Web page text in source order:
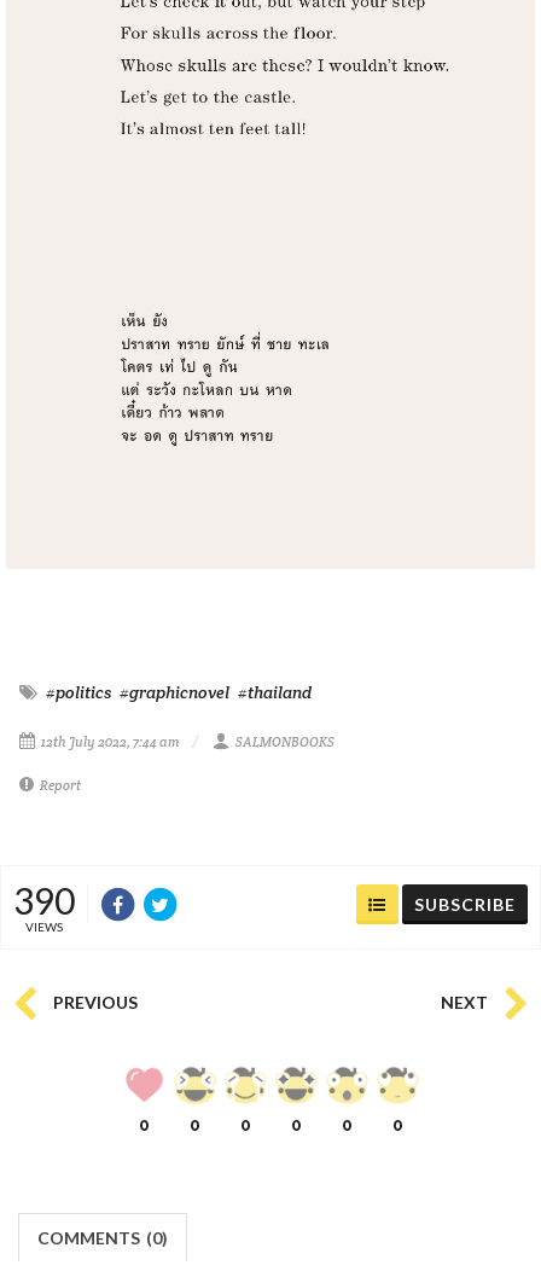
#politics #graphicnovel #thailand
12th July 2022, 7:44 am SALMONBOOKS
Report
390
VIEWS
SUBSCRIBE
PREVIOUS NEXT
0 0 0 0 0 0
COMMENTS (0)